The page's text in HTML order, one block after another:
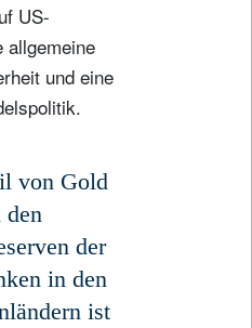
US-
allgemeine
und eine
von Gold
den
der
in den
ist